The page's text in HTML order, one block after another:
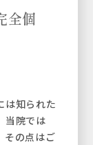
全個
は知られた
当院では
その点はご